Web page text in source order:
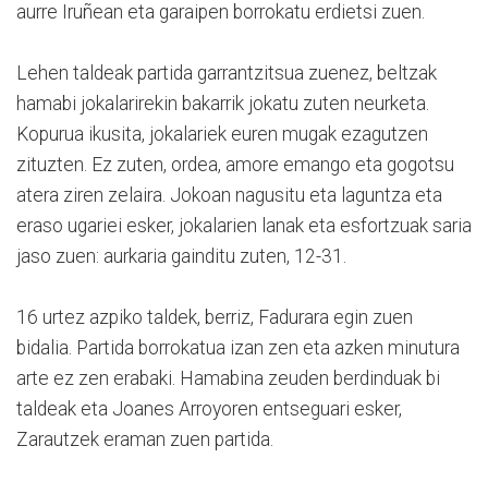
aurre Iruñean eta garaipen borrokatu erdietsi zuen.
Lehen taldeak partida garrantzitsua zuenez, beltzak
hamabi jokalarirekin bakarrik jokatu zuten neurketa.
Kopurua ikusita, jokalariek euren mugak ezagutzen
zituzten. Ez zuten, ordea, amore emango eta gogotsu
atera ziren zelaira. Jokoan nagusitu eta laguntza eta
eraso ugariei esker, jokalarien lanak eta esfortzuak saria
jaso zuen: aurkaria gainditu zuten, 12-31.
16 urtez azpiko taldek, berriz, Fadurara egin zuen
bidalia. Partida borrokatua izan zen eta azken minutura
arte ez zen erabaki. Hamabina zeuden berdinduak bi
taldeak eta Joanes Arroyoren entseguari esker,
Zarautzek eraman zuen partida.